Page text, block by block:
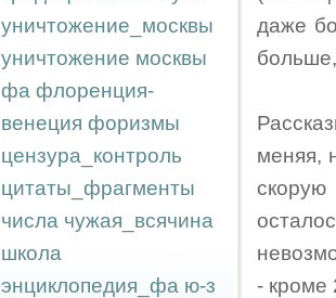
уничтожение_москвы
уничтожение москвы
фа флоренция-
венеция форизмы
цензура_контроль
цитаты_фрагменты
числа чужая_всячина
школа
энциклопедия_фа ю-з
даже
меняя,
- кроме